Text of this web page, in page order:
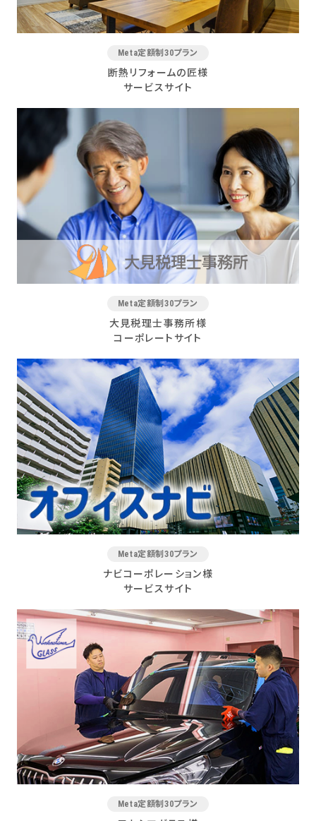
Meta定額制30プラン
断熱リフォームの匠様
サービスサイト
Meta定額制30プラン
大見税理士事務所様
コーポレートサイト
Meta定額制30プラン
ナビコーポレーション様
サービスサイト
Meta定額制30プラン